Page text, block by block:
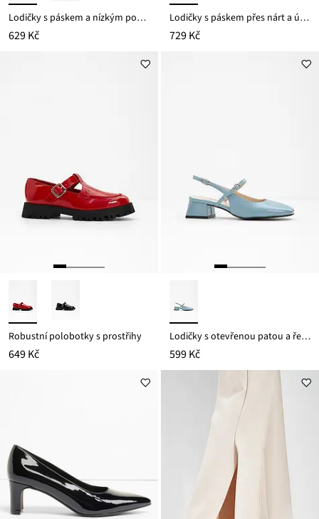
Lodičky s páskem a nízkým podpatkem
629 Kč
Lodičky s páskem přes nárt a úzkým podpatkem
729 Kč
Robustní polobotky s prostřihy
649 Kč
Lodičky s otevřenou patou a řemínkem
599 Kč